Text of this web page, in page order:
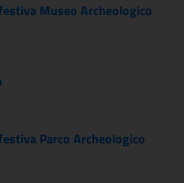
Museo Archeologico
Parco Archeologico